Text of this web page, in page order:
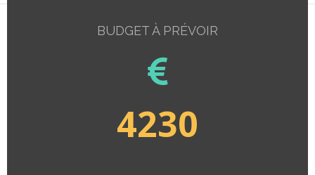
BUDGET À PRÉVOIR
4230